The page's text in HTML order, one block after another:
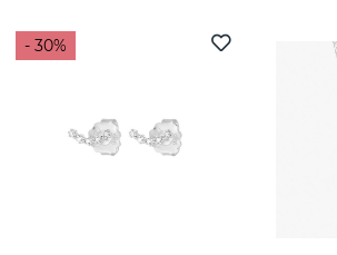
- 30%